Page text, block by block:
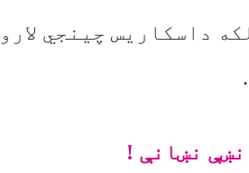
داسکاریس چینجي
نښانې !